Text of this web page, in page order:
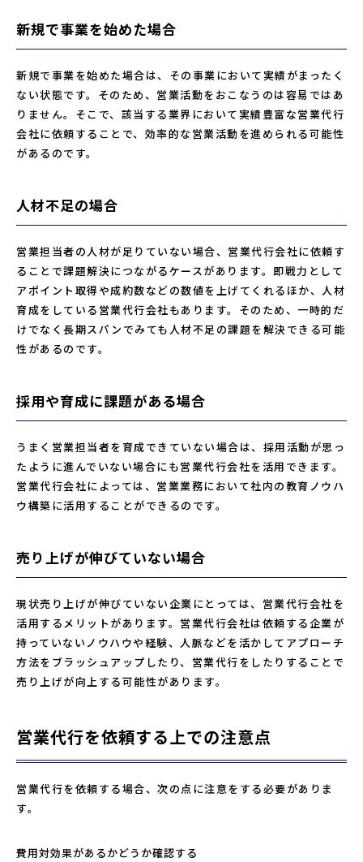
新規で事業を始めた場合
新規で事業を始めた場合は、その事業において実績がまったく
ない状態です。そのため、営業活動をおこなうのは容易ではあ
りません。そこで、該当する業界において実績豊富な営業代行
会社に依頼することで、効率的な営業活動を進められる可能性
があるのです。
人材不足の場合
営業担当者の人材が足りていない場合、営業代行会社に依頼す
ることで課題解決につながるケースがあります。即戦力として
アポイント取得や成約数などの数値を上げてくれるほか、人材
育成をしている営業代行会社もあります。そのため、一時的だ
けでなく長期スパンでみても人材不足の課題を解決できる可能
性があるのです。
採用や育成に課題がある場合
うまく営業担当者を育成できていない場合は、採用活動が思っ
たように進んでいない場合にも営業代行会社を活用できます。
営業代行会社によっては、営業業務において社内の教育ノウハ
ウ構築に活用することができるのです。
売り上げが伸びていない場合
現状売り上げが伸びていない企業にとっては、営業代行会社を
活用するメリットがあります。営業代行会社は依頼する企業が
持っていないノウハウや経験、人脈などを活かしてアプローチ
方法をブラッシュアップしたり、営業代行をしたりすることで
売り上げが向上する可能性があります。
営業代行を依頼する上での注意点
営業代行を依頼する場合、次の点に注意をする必要がありま
す。
費用対効果があるかどうか確認する